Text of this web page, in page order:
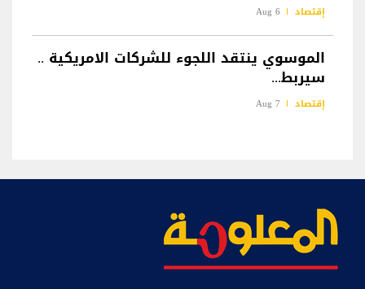
إقتصاد 6 Aug
الموسوي ينتقد اللجوء للشركات الامريكية ..
سيربط...
إقتصاد 7 Aug